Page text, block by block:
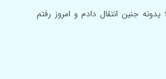
من کلا یدونه جنین انتقال دادم و امروز رفتم